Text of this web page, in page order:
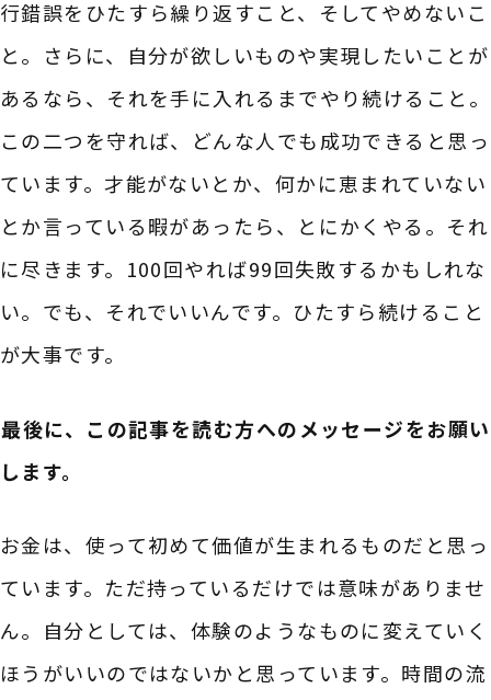
行錯誤をひたすら繰り返すこと、そしてやめないこ
と。さらに、自分が欲しいものや実現したいことが
あるなら、それを手に入れるまでやり続けること。
この二つを守れば、どんな人でも成功できると思っ
ています。才能がないとか、何かに恵まれていない
とか言っている暇があったら、とにかくやる。それ
に尽きます。100回やれば99回失敗するかもしれな
い。でも、それでいいんです。ひたすら続けること
が大事です。
――最後に、この記事を読む方へのメッセージをお願い
します。
お金は、使って初めて価値が生まれるものだと思っ
ています。ただ持っているだけでは意味がありませ
ん。自分としては、体験のようなものに変えていく
ほうがいいのではないかと思っています。時間の流